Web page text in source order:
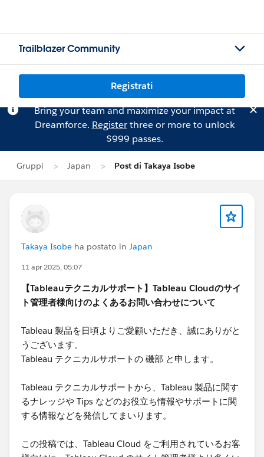
Trailblazer Community
Registrati
Bring your team and maximize your impact at
Dreamforce. Registerthree or more to unlock
$999 passes.
Gruppi Japan Post di Takaya Isobe
Takaya Isobe ha postato in Japan
11 apr 2025, 05:07
【Tableauテクニカルサポート】Tableau Cloudのサイ
ト管理者様向けのよくあるお問い合わせについて
Tableau 製品を日頃よりご愛顧いただき、誠にありがと
うございます。
Tableau テクニカルサポートの 磯部 と申します。
Tableau テクニカルサポートから、Tableau 製品に関す
るナレッジや Tips などのお役立ち情報やサポートに関
する情報などを発信してまいります。
この投稿では、Tableau Cloud をご利用されているお客